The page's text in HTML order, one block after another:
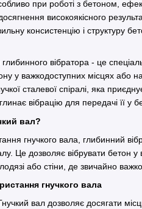
при роботі з бетоном,
високоякісного
консистенцію і структуру
вібратора - це
у важкодоступних місцях або
сталевої спіралі, яка
вібрацію для передачі її у
вал?
гнучкого вала, глибинний
Це дозволяє вібрувати бетон
або стіни, де звичайно
гнучкого вала
вал дозволяє досягати